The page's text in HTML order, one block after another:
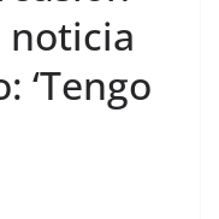
noticia
‘Tengo